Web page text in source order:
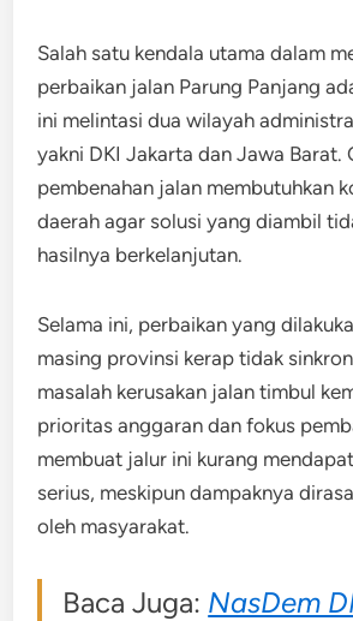
Salah satu kendala utama dalam
perbaikan jalan Parung Panjang
ini melintasi dua wilayah
yakni DKI Jakarta dan Jawa Barat.
pembenahan jalan membutuhkan
daerah agar solusi yang diambil
hasilnya berkelanjutan.
Selama ini, perbaikan yang
masing provinsi kerap tidak
masalah kerusakan jalan timbul
prioritas anggaran dan fokus
membuat jalur ini kurang
serius, meskipun dampaknya
oleh masyarakat.
Baca Juga: NasDem